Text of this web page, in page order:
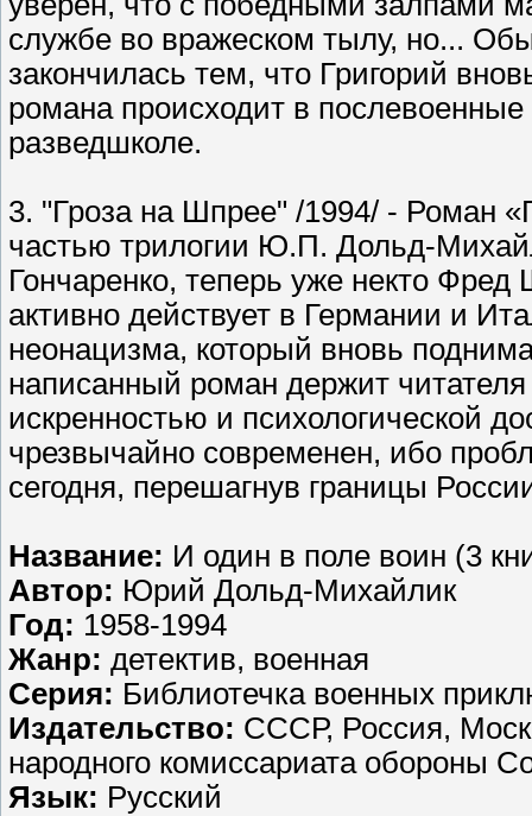
службе во вражеском тылу, но...
закончилась тем, что Григорий
романа происходит в
разведшколе.
3. "Гроза на Шпрее" /1994/ - Роман
частью трилогии Ю.П. Дольд-
Гончаренко, теперь уже некто
активно действует в Германии и
неонацизма, который вновь
написанный роман держит
искренностью и психологической
чрезвычайно современен, ибо
сегодня, перешагнув границы
Название: И один в поле воин (3
Автор: Юрий Дольд-Михайлик
Год: 1958-1994
Жанр: детектив, военная
Серия: Библиотечка военных
Издательство: СССР, Россия,
народного комиссариата обороны
Язык: Русский